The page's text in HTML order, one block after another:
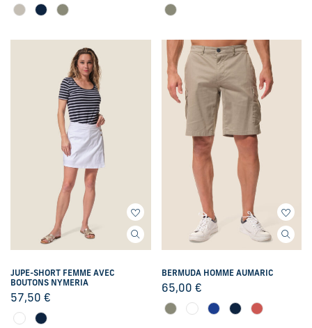
JUPE-SHORT FEMME AVEC
BOUTONS NYMERIA
57,50 €
BERMUDA HOMME AUMARIC
65,00 €